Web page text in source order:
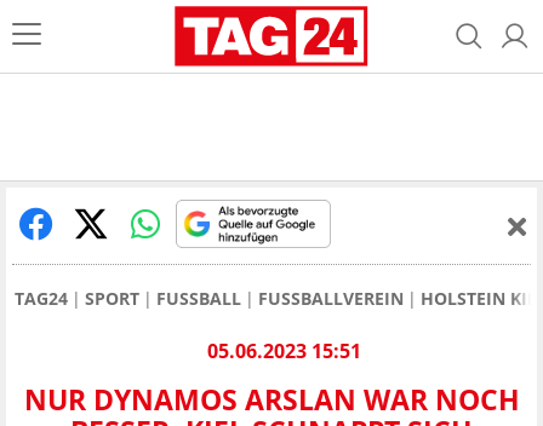
TAG24 SPORT FUSSBALL FUSSBALLVEREIN HOLSTEIN
05.06.2023 15:51
NUR DYNAMOS ARSLAN WAR NOCH